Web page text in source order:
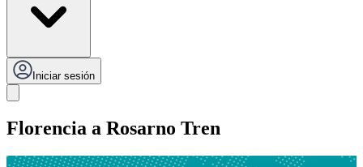
Iniciar sesión
Florencia a Rosarno Tren